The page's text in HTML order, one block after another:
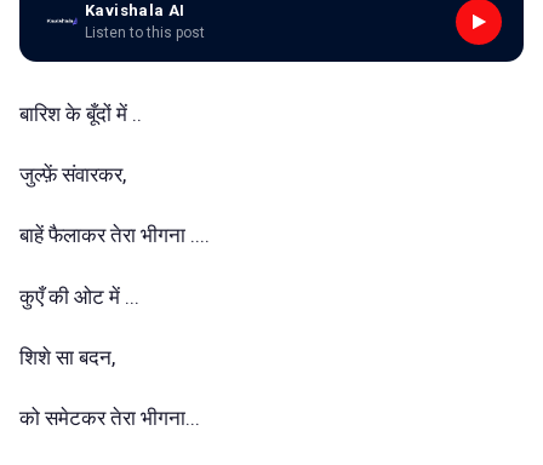
Kavishala AI
Listen to this post
बारिश के बूँदों में ..
जुल्फ़ें संवारकर,
बाहें फैलाकर तेरा भीगना ....
कुएँ की ओट में ...
शिशे सा बदन,
को समेटकर तेरा भीगना...